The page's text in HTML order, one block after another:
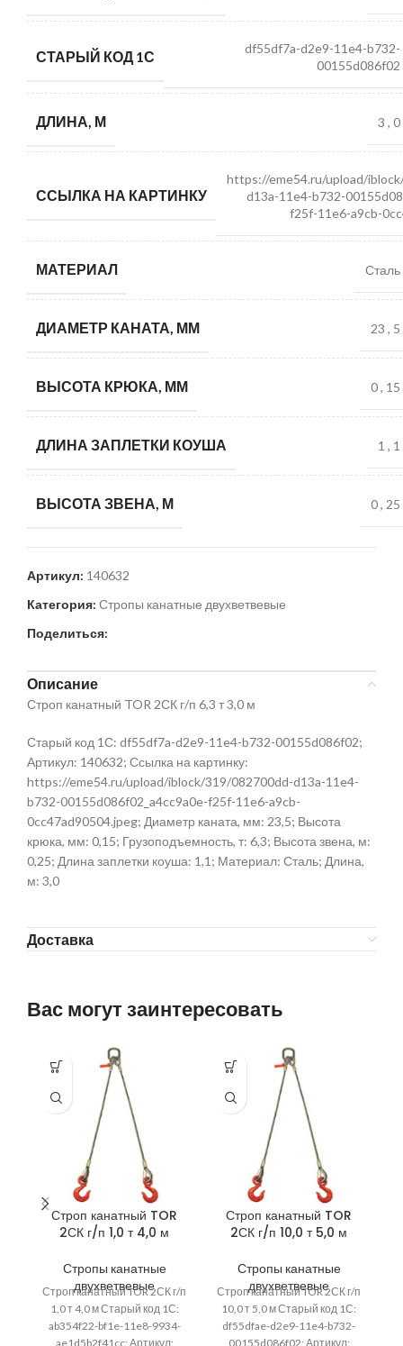
СТАРЫЙ КОД 1С
df55df7a-d2e9-11e4-b732-
00155d086f02
ДЛИНА, М 3 , 0
ССЫЛКА НА КАРТИНКУ
https://eme54.ru/upload/
d13a-11e4-b732-
f25f-11e6-a9cb-
МАТЕРИАЛ Сталь
ДИАМЕТР КАНАТА, ММ 23 , 5
ВЫСОТА КРЮКА, ММ 0, 15
ДЛИНА ЗАПЛЕТКИ КОУША 1 , 1
ВЫСОТА ЗВЕНА, М 0, 25
Артикул: 140632
Категория: Стропы канатные двухветвевые
Поделиться:
Описание
Строп канатный TOR 2СК г/п 6,3 т 3,0 м
Старый код 1С: df55df7a-d2e9-11e4-b732-00155d086f02;
Артикул: 140632; Ссылка на картинку:
https://eme54.ru/upload/iblock/319/082700dd-d13a-11e4-
b732-00155d086f02_a4cc9a0e-f25f-11e6-a9cb-
0cc47ad90504.jpeg; Диаметр каната, мм: 23,5; Высота
крюка, мм: 0,15; Грузоподъемность, т: 6,3; Высота звена, м:
0,25; Длина заплетки коуша: 1,1; Материал: Сталь; Длина,
м: 3,0
Доставка
Вас могут заинтересовать
Строп канатный TOR
2СК г/п 1,0 т 4,0 м
Стропы канатные
двухветвевые
Строп канатный TOR 2СК г/п
1,0 т 4,0 м Старый код 1С:
ab354f22-bf1e-11e8-9934-
ae1d5b2f41cc; Артикул:
Строп канатный TOR
2СК г/п 10,0 т 5,0 м
Стропы канатные
двухветвевые
Строп канатный TOR 2СК г/п
10,0 т 5,0 м Старый код 1С:
df55dfae-d2e9-11e4-b732-
00155d086f02; Артикул: